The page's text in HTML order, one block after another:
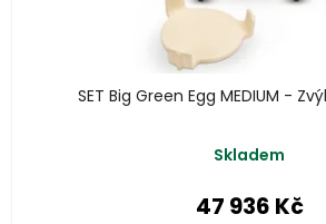
SET Big Green Egg MEDIUM -
Skladem
47 936 Kč